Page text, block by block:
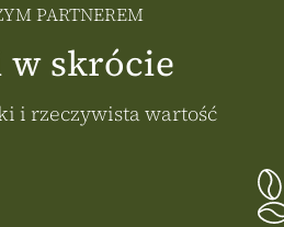
PARTNEREM
w skrócie
i rzeczywista wartość